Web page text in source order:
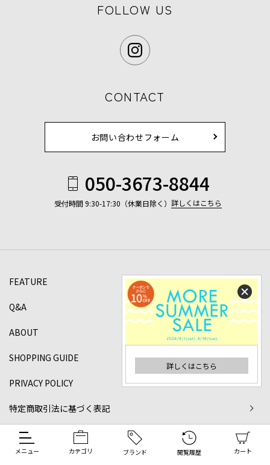
詳しくはこちら
メニュー カテゴリ ブランド 閲覧履歴 カート
FOLLOW US
CONTACT
お問い合わせフォーム
050-3673-8844
受付時間 9:30-17:30（休業日除く） 詳しくはこちら
FEATURE
Q&A
ABOUT
SHOPPING GUIDE
PRIVACY POLICY
特定商取引法に基づく表記
©2024 DANJO Co.,ltd All rights reserved.